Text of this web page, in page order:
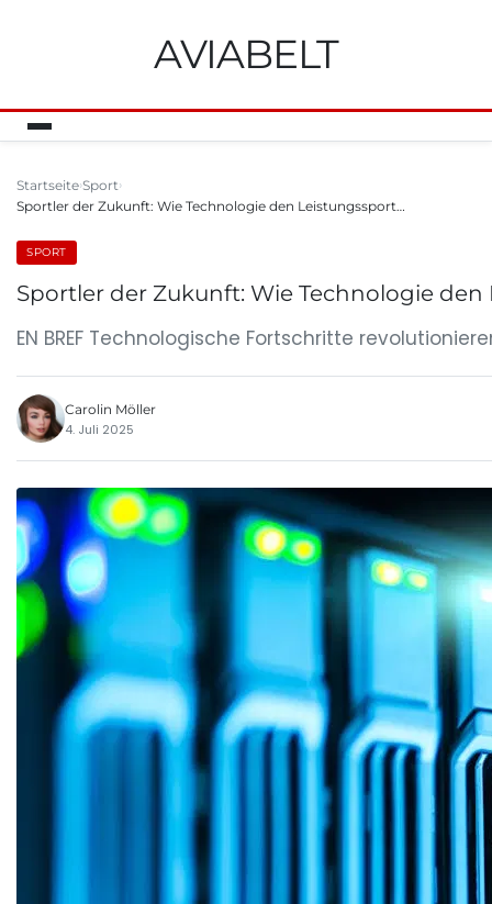
AVIABELT
Startseite Sport
Sportler der Zukunft: Wie Technologie den Leistungssport…
SPORT
Sportler der Zukunft: Wie Technologie
EN BREF Technologische Fortschritte
Carolin Möller
4. Juli 2025